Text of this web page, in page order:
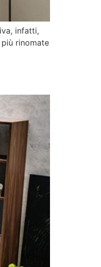
infatti,
rinomate